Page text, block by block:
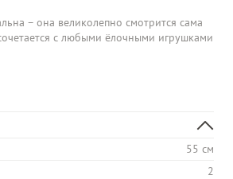
– она великолепно смотрится сама
с любыми ёлочными игрушками
55 cм
2